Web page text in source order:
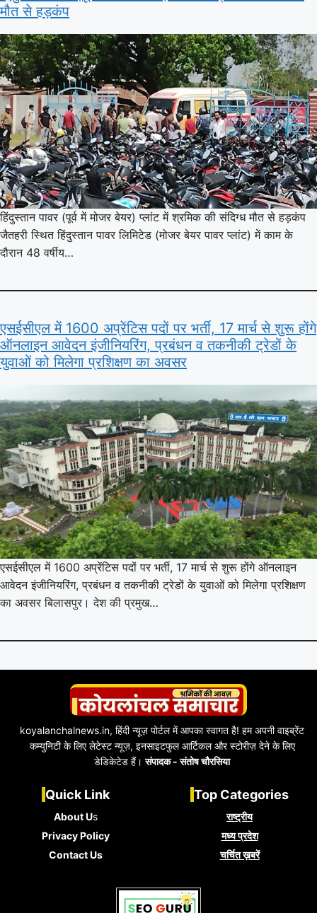
मौत से हड़कंप
हिंदुस्तान पावर (पूर्व में मोजर बेयर) प्लांट में श्रमिक की संदिग्ध मौत से हड़कंप
जैतहरी स्थित हिंदुस्तान पावर लिमिटेड (मोजर बेयर पावर प्लांट) में काम के
दौरान 48 वर्षीय…
एसईसीएल में 1600 अप्रेंटिस पदों पर भर्ती, 17 मार्च से शुरू होंगे
ऑनलाइन आवेदन इंजीनियरिंग, प्रबंधन व तकनीकी ट्रेडों के
युवाओं को मिलेगा प्रशिक्षण का अवसर
एसईसीएल में 1600 अप्रेंटिस पदों पर भर्ती, 17 मार्च से शुरू होंगे ऑनलाइन
आवेदन इंजीनियरिंग, प्रबंधन व तकनीकी ट्रेडों के युवाओं को मिलेगा प्रशिक्षण
का अवसर बिलासपुर। देश की प्रमुख…
koyalanchalnews.in, हिंदी न्यूज़ पोर्टल में आपका स्वागत है! हम अपनी वाइब्रेंट
कम्युनिटी के लिए लेटेस्ट न्यूज़, इनसाइटफुल आर्टिकल और स्टोरीज़ देने के लिए
डेडिकेटेड हैं।संपादक - संतोष चौरसिया
Quick Link
About Us
Privacy Policy
Contact Us
Top Categories
राष्ट्रीय
मध्य प्रदेश
चर्चित ख़बरें